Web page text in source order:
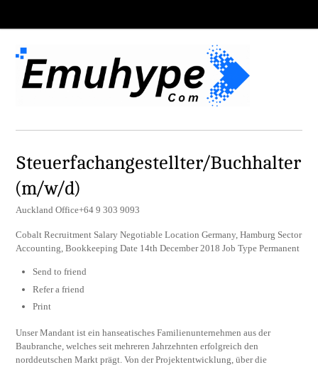
Steuerfachangestellter/Buchhalter
(m/w/d)
Auckland Office+64 9 303 9093
Cobalt Recruitment Salary Negotiable Location Germany, Hamburg Sector
Accounting, Bookkeeping Date 14th December 2018 Job Type Permanent
Send to friend
Refer a friend
Print
Unser Mandant ist ein hanseatisches Familienunternehmen aus der
Baubranche, welches seit mehreren Jahrzehnten erfolgreich den
norddeutschen Markt prägt. Von der Projektentwicklung, über die